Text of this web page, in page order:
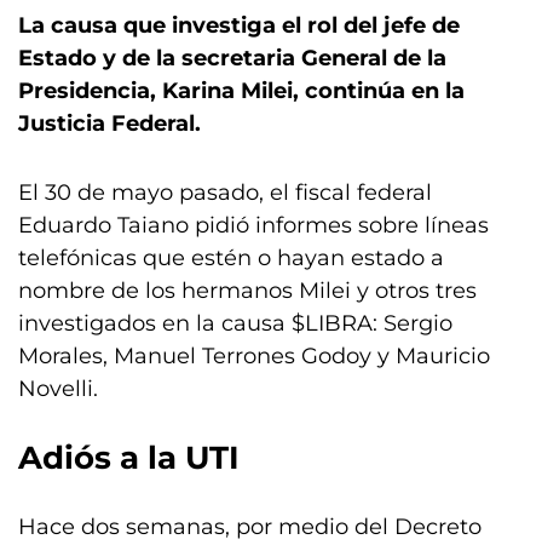
La causa que investiga el rol del jefe de
Estado y de la secretaria General de la
Presidencia, Karina Milei, continúa en la
Justicia Federal.
El 30 de mayo pasado, el fiscal federal
Eduardo Taiano pidió informes sobre líneas
telefónicas que estén o hayan estado a
nombre de los hermanos Milei y otros tres
investigados en la causa $LIBRA: Sergio
Morales, Manuel Terrones Godoy y Mauricio
Novelli.
Adiós a la UTI
Hace dos semanas, por medio del Decreto